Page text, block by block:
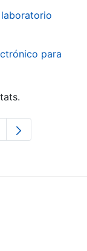
para
intermèdies